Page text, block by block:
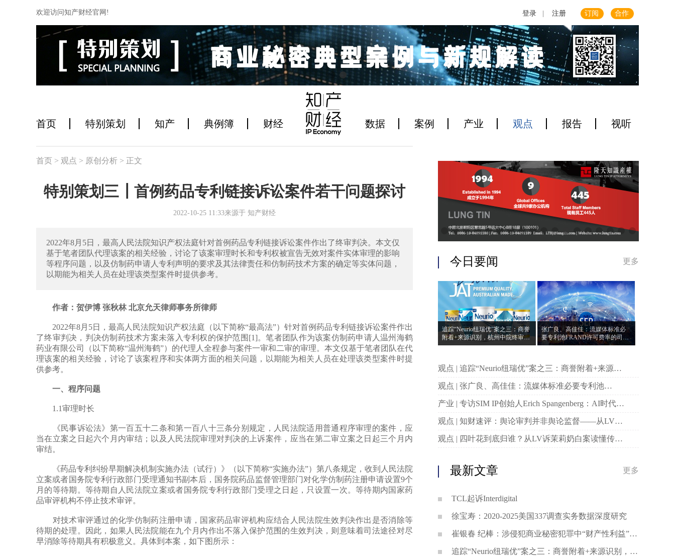
欢迎访问知产财经官网! 登录 注册 订阅 合作
首页 特别策划 知产 典例簿 财经 数据 案例 产业 观点 报告 视听
首页 > 观点 > 原创分析 > 正文
特别策划三┃首例药品专利链接诉讼案件若干问题探讨
2022-10-25 11:33来源于 知产财经
2022年8月5日，最高人民法院知识产权法庭针对首例药品专利链接诉讼案件作出了终审判决。本文仅
基于笔者团队代理该案的相关经验，讨论了该案审理时长和专利权被宣告无效对案件实体审理的影响
等程序问题，以及仿制药申请人专利声明的要求及其法律责任和仿制药技术方案的确定等实体问题，
以期能为相关人员在处理该类型案件时提供参考。
作者：贺伊博 张秋林 北京允天律师事务所律师
2022年8月5日，最高人民法院知识产权法庭（以下简称“最高法”）针对首例药品专利链接诉讼案件作出
了终审判决，判决仿制药技术方案未落入专利权的保护范围[1]。笔者团队作为该案仿制药申请人温州海鹤
药业有限公司（以下简称“温州海鹤”）的代理人全程参与案件一审和二审的审理。本文仅基于笔者团队在代
理该案的相关经验，讨论了该案程序和实体两方面的相关问题，以期能为相关人员在处理该类型案件时提
供参考。
一、程序问题
1.1审理时长
《民事诉讼法》第一百五十二条和第一百八十三条分别规定，人民法院适用普通程序审理的案件，应
当在立案之日起六个月内审结；以及人民法院审理对判决的上诉案件，应当在第二审立案之日起三个月内
审结。
《药品专利纠纷早期解决机制实施办法（试行）》（以下简称“实施办法”）第八条规定，收到人民法院
立案或者国务院专利行政部门受理通知书副本后，国务院药品监督管理部门对化学仿制药注册申请设置9个
月的等待期。等待期自人民法院立案或者国务院专利行政部门受理之日起，只设置一次。等待期内国家药
品审评机构不停止技术审评。
对技术审评通过的化学仿制药注册申请，国家药品审评机构应结合人民法院生效判决作出是否消除等
待期的处理。因此，如果人民法院能在九个月内作出不落入保护范围的生效判决，则意味着司法途径对尽
早消除等待期具有积极意义。具体到本案，如下图所示：
今日要闻 更多
追踪“Neurio纽瑞优”案之三：商誉
附着+来源识别，杭州中院终审指
明包装装潢权益归属判断根本标
张广良、高佳佳：流媒体标准必
要专利池FRAND许可费率的司法
管辖：以中英判例为切入点
观点 | 追踪“Neurio纽瑞优”案之三：商誉附着+来源识
别，杭州中院终审指明包装装潢权益归属判断根本标
准
观点 | 张广良、高佳佳：流媒体标准必要专利池
FRAND许可费率的司法管辖：以中英判例为切入点
产业 | 专访SIM IP创始人Erich Spangenberg：AI时代专
利价值重估，中国将成未来三年投资重点
观点 | 知财速评：舆论审判并非舆论监督——从LV诉
茉莉奶白案看公共讨论的边界
观点 | 四叶花到底归谁？从LV诉茉莉奶白案读懂传统
最新文章 更多
TCL起诉Interdigital
徐宝寿：2020-2025美国337调查实务数据深度研究
崔银春 纪棒：涉侵犯商业秘密犯罪中“财产性利益”的
司法认定
追踪“Neurio纽瑞优”案之三：商誉附着+来源识别，杭